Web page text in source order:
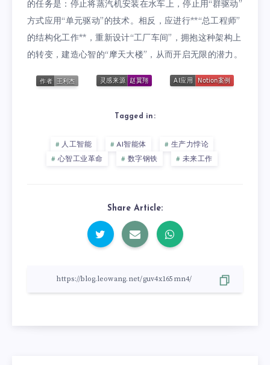
的任务是：停止将蒸汽机安装在水车上，停止用“群驱动”
方式应用“单元驱动”的技术。相反，应进行**“总工程师”
的结构化工作**，重新设计“工厂车间”，拥抱这种架构上
的转变，建造心智的“摩天大楼”，从而开启无限的潜力。
Tagged in:
人工智能 AI智能体
生产力悖论
心智工业革命
数字钢铁 未来工作
Share Article: